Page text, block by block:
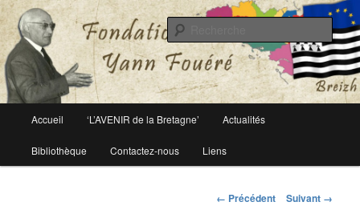
Fondation Yann Fouéré
Le site officiel de la fondation Yann Fouéré
principal
Aller
au
Accueil ‘L’AVENIR de la Bretagne’ Actualités
Bibliothèque Contactez-nous Liens
Navigation
← Précédent Suivant →